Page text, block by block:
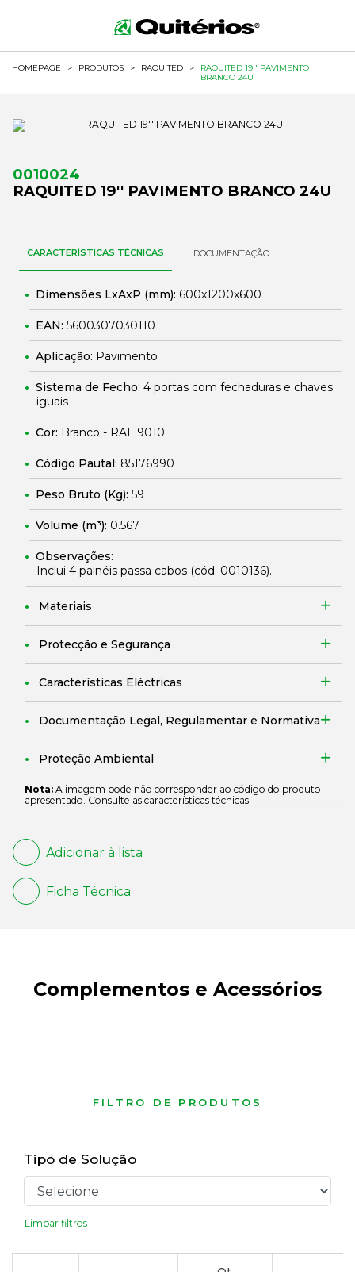
HOMEPAGE > PRODUTOS > RAQUITED >
RAQUITED 19'' PAVIMENTO
BRANCO 24U
0010024
RAQUITED 19'' PAVIMENTO BRANCO 24U
CARACTERÍSTICAS TÉCNICAS DOCUMENTAÇÃO
Dimensões LxAxP (mm): 600x1200x600
EAN: 5600307030110
Aplicação: Pavimento
Sistema de Fecho: 4 portas com fechaduras e chaves
iguais
Cor: Branco - RAL 9010
Código Pautal: 85176990
Peso Bruto (Kg): 59
Volume (m³): 0.567
Observações:
Inclui 4 painéis passa cabos (cód. 0010136).
Materiais
Protecção e Segurança
Características Eléctricas
Documentação Legal, Regulamentar e Normativa
Proteção Ambiental
Nota: A imagem pode não corresponder ao código do produto
apresentado. Consulte as características técnicas.
Adicionar à lista
Ficha Técnica
Complementos e Acessórios
FILTRO DE PRODUTOS
Tipo de Solução
Limpar filtros